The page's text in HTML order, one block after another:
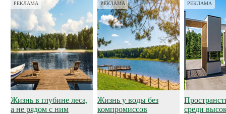
РЕКЛАМА
Жизнь в глубине леса,
а не рядом с ним
РЕКЛАМА
Жизнь у воды без
компромиссов
РЕКЛАМА
среди